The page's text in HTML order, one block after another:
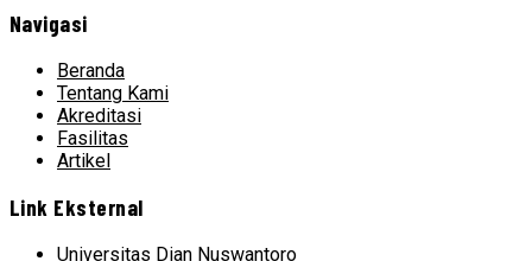
Navigasi
Beranda
Tentang Kami
Akreditasi
Fasilitas
Artikel
Link Eksternal
Universitas Dian Nuswantoro